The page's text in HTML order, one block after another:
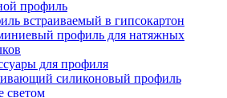
профиль
встраиваемый в гипсокартон
профиль для натяжных
для профиля
силиконовый профиль
светом